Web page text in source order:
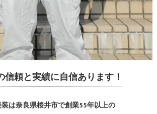
信頼と実績に自信あります！
は奈良県桜井市で創業55年以上の